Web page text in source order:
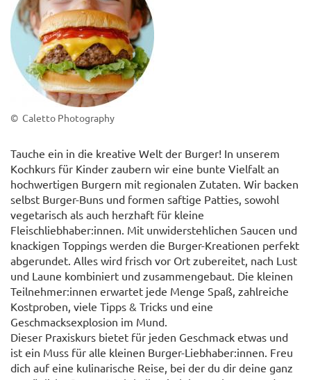
© Caletto Photography
Tauche ein in die kreative Welt der Burger! In unserem
Kochkurs für Kinder zaubern wir eine bunte Vielfalt an
hochwertigen Burgern mit regionalen Zutaten. Wir backen
selbst Burger-Buns und formen saftige Patties, sowohl
vegetarisch als auch herzhaft für kleine
Fleischliebhaber:innen. Mit unwiderstehlichen Saucen und
knackigen Toppings werden die Burger-Kreationen perfekt
abgerundet. Alles wird frisch vor Ort zubereitet, nach Lust
und Laune kombiniert und zusammengebaut. Die kleinen
Teilnehmer:innen erwartet jede Menge Spaß, zahlreiche
Kostproben, viele Tipps & Tricks und eine
Geschmacksexplosion im Mund.
Dieser Praxiskurs bietet für jeden Geschmack etwas und
ist ein Muss für alle kleinen Burger-Liebhaber:innen. Freu
dich auf eine kulinarische Reise, bei der du dir deine ganz